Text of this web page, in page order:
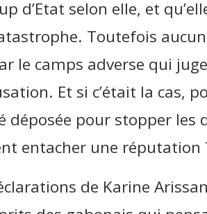
d’Etat selon elle, et
Toutefois
le camps adverse qui
Et si c’était la cas,
déposée pour stopper
entacher une réputation
de Karine